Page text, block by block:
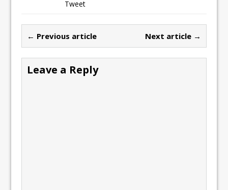
Tweet
← Previous article Next article →
Leave a Reply